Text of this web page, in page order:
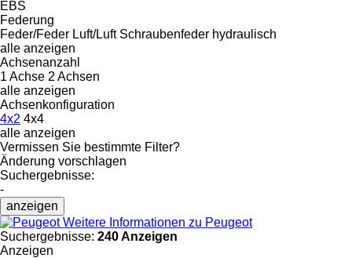
EBS
Federung
Feder/Feder Luft/Luft Schraubenfeder hydraulisch
alle anzeigen
Achsenanzahl
1 Achse 2 Achsen
alle anzeigen
Achsenkonfiguration
4x2 4x4
alle anzeigen
Vermissen Sie bestimmte Filter?
Änderung vorschlagen
Suchergebnisse:
-
anzeigen
Weitere Informationen zu Peugeot
Suchergebnisse: 240 Anzeigen
Anzeigen